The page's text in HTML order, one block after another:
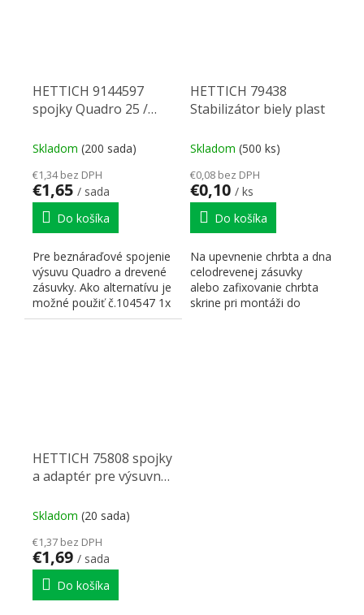
HETTICH 9144597
spojky Quadro 25 /
Skladom (200 sada)
€1,34 bez DPH
€1,65 / sada
Do košíka
Pre beznáraďové spojenie
výsuvu Quadro a drevené
zásuvky. Ako alternatívu je
možné použiť č.104547 1x
+ 104548 1x.
HETTICH 79438
Stabilizátor biely plast
Skladom (500 ks)
€0,08 bez DPH
€0,10 / ks
Do košíka
Na upevnenie chrbta a dna
celodrevenej zásuvky
alebo zafixovanie chrbta
skrine pri montáži do
HETTICH 75808 spojky
a adaptér pre výsuvnú
Quadro V6 Ľ+P
Skladom (20 sada)
€1,37 bez DPH
€1,69 / sada
Do košíka